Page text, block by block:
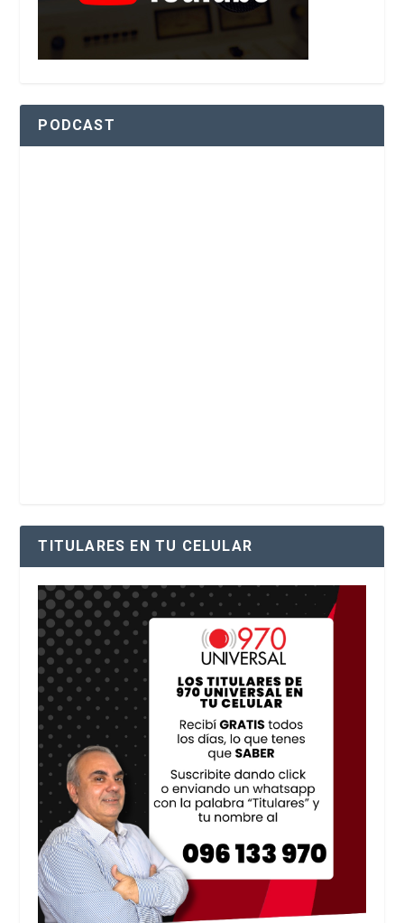
PODCAST
TITULARES EN TU CELULAR